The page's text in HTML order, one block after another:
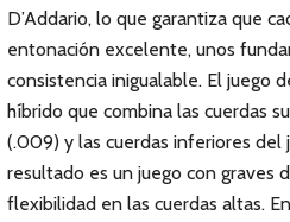
D’Addario, lo que garantiza que
entonación excelente, unos
consistencia inigualable. El juego
híbrido que combina las cuerdas
(.009) y las cuerdas inferiores del
resultado es un juego con graves
flexibilidad en las cuerdas altas.